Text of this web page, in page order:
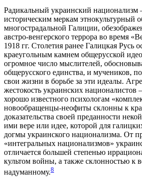
Радикальный украинский
историческим меркам этнокультурный
многострадальной Галиции,
австро-венгерского террора во время
1918 гг. Столетия ранее Галицкая Русь
краеугольным камнем общерусской
огромное число мыслителей,
общерусского единства, и мучеников,
свои жизни в борьбе за эти идеалы.
жестокость украинских националистов
хорошо известного психологам
новообращенцы-неофиты склонны к
доказательства своей преданности
ими вере или идее, которой для
догмы украинского национализма. От
«интегральных национализмов»
отличается большей степенью
культом войны, а также склонностью к
надуманному.8